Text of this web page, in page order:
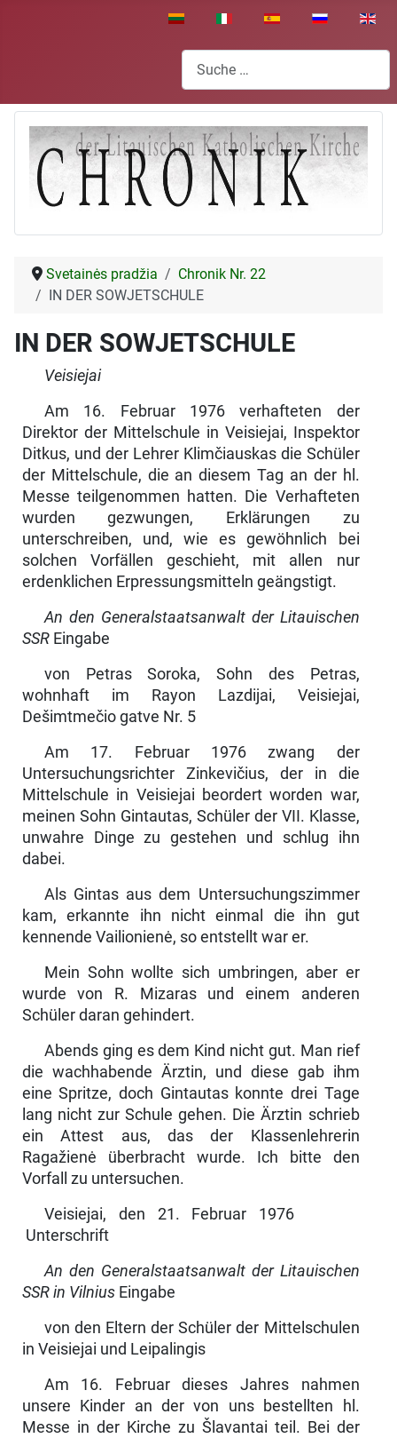
Sprache auswählen
Suchen
Svetainės pradžia
Chronik Nr. 22
IN DER SOWJETSCHULE
IN DER SOWJETSCHULE
Veisiejai
Am 16. Februar 1976 verhafteten der
Direktor der Mittelschule in Veisiejai, Inspektor
Ditkus, und der Lehrer Klimčiauskas die Schüler
der Mittelschule, die an diesem Tag an der hl.
Messe teilgenommen hatten. Die Verhafteten
wurden gezwungen, Erklärungen zu
unterschreiben, und, wie es gewöhnlich bei
solchen Vorfällen geschieht, mit allen nur
erdenklichen Erpressungsmit­teln geängstigt.
An den Generalstaatsanwalt der Litauischen
SSR Eingabe
von Petras Soroka, Sohn des Petras,
wohnhaft im Rayon Lazdijai, Veisiejai,
Dešimtmečio gatve Nr. 5
Am 17. Februar 1976 zwang der
Untersuchungsrichter Zinkevičius, der in die
Mittelschule in Veisiejai beordert worden war,
meinen Sohn Gintautas, Schüler der VII. Klasse,
unwahre Dinge zu gestehen und schlug ihn
dabei.
Als Gintas aus dem Untersuchungszimmer
kam, erkannte ihn nicht einmal die ihn gut
kennende Vailionienė, so entstellt war er.
Mein Sohn wollte sich umbringen, aber er
wurde von R. Mizaras und einem anderen
Schüler daran gehindert.
Abends ging es dem Kind nicht gut. Man rief
die wachhabende Ärztin, und diese gab ihm
eine Spritze, doch Gintautas konnte drei Tage
lang nicht zur Schule gehen. Die Ärztin schrieb
ein Attest aus, das der Klassenlehrerin
Ragažienė überbracht wurde. Ich bitte den
Vorfall zu untersuchen.
Veisiejai, den 21. Februar 1976
Unterschrift
An den Generalstaatsanwalt der Litauischen
SSR in Vilnius Eingabe
von den Eltern der Schüler der Mittelschulen
in Veisiejai und Leipalingis
Am 16. Februar dieses Jahres nahmen
unsere Kinder an der von uns bestell­ten hl.
Messe in der Kirche zu Šlavantai teil. Bei der